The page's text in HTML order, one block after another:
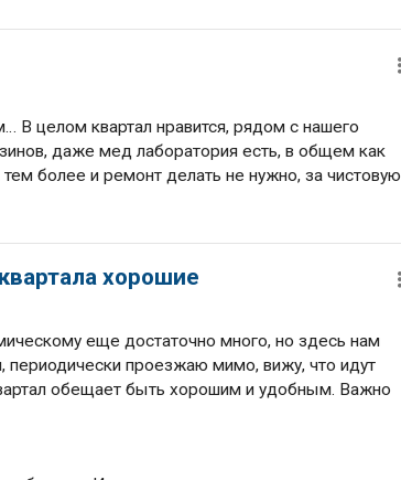
В целом квартал нравится, рядом с нашего
даже мед лаборатория есть, в общем как
более и ремонт делать не нужно, за чистовую
хорошие
еще достаточно много, но здесь нам
периодически проезжаю мимо, вижу, что идут
обещает быть хорошим и удобным. Важно